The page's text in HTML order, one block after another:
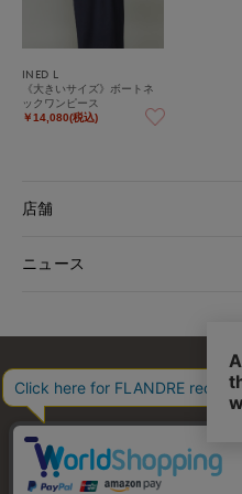
INED L
《大きいサイズ》ボートネ
ックワンピース
￥14,080(税込)
店舗
ニュース
お問い合わせ 利用規約
特定商取引・古物営業法